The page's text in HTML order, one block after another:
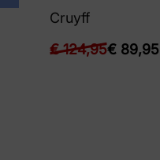
Cruyff
€124,95€89,95